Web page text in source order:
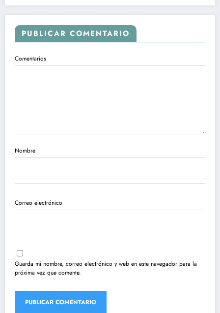
PUBLICAR COMENTARIO
Comentarios
Nombre
Correo electrónico
Guarda mi nombre, correo electrónico y web en este navegador para la
próxima vez que comente.